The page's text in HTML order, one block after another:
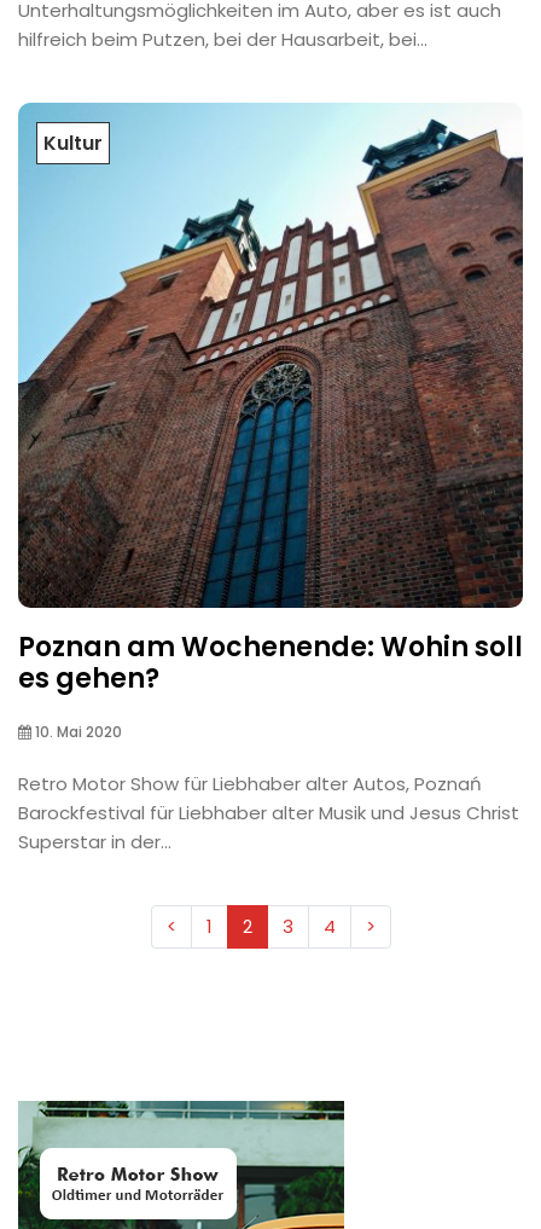
Unterhaltungsmöglichkeiten im Auto, aber es ist auch
hilfreich beim Putzen, bei der Hausarbeit, bei...
Kultur
Poznan am Wochenende: Wohin soll
es gehen?
10. Mai 2020
Retro Motor Show für Liebhaber alter Autos, Poznań
Barockfestival für Liebhaber alter Musik und Jesus Christ
Superstar in der...
< 1 2 3 4 >